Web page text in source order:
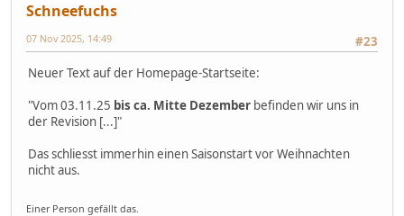
Schneefuchs
#23
07 Nov 2025, 14:49
Neuer Text auf der Homepage-Startseite:
"Vom 03.11.25 bis ca. Mitte Dezember befinden wir uns in
der Revision [...]"
Das schliesst immerhin einen Saisonstart vor Weihnachten
nicht aus.
Einer Person gefällt das.